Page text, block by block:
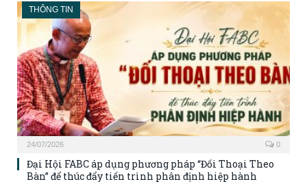
THÔNG TIN
24/07/2026 0
Đại Hội FABC áp dụng phương pháp “Đối Thoại Theo
Bàn” để thúc đẩy tiến trình phân định hiệp hành